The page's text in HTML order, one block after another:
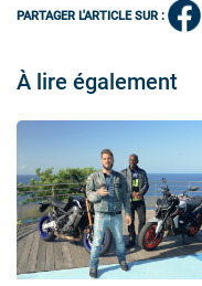
PARTAGER L'ARTICLE SUR :
À lire également